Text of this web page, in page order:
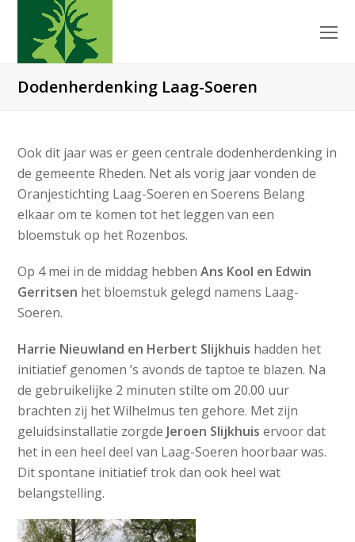
Dodenherdenking Laag-Soeren
Ook dit jaar was er geen centrale dodenherdenking in
de gemeente Rheden. Net als vorig jaar vonden de
Oranjestichting Laag-Soeren en Soerens Belang
elkaar om te komen tot het leggen van een
bloemstuk op het Rozenbos.
Op 4 mei in de middag hebben Ans Kool en Edwin
Gerritsen het bloemstuk gelegd namens Laag-
Soeren.
Harrie Nieuwland en Herbert Slijkhuis hadden het
initiatief genomen ’s avonds de taptoe te blazen. Na
de gebruikelijke 2 minuten stilte om 20.00 uur
brachten zij het Wilhelmus ten gehore. Met zijn
geluidsinstallatie zorgde Jeroen Slijkhuis ervoor dat
het in een heel deel van Laag-Soeren hoorbaar was.
Dit spontane initiatief trok dan ook heel wat
belangstelling.